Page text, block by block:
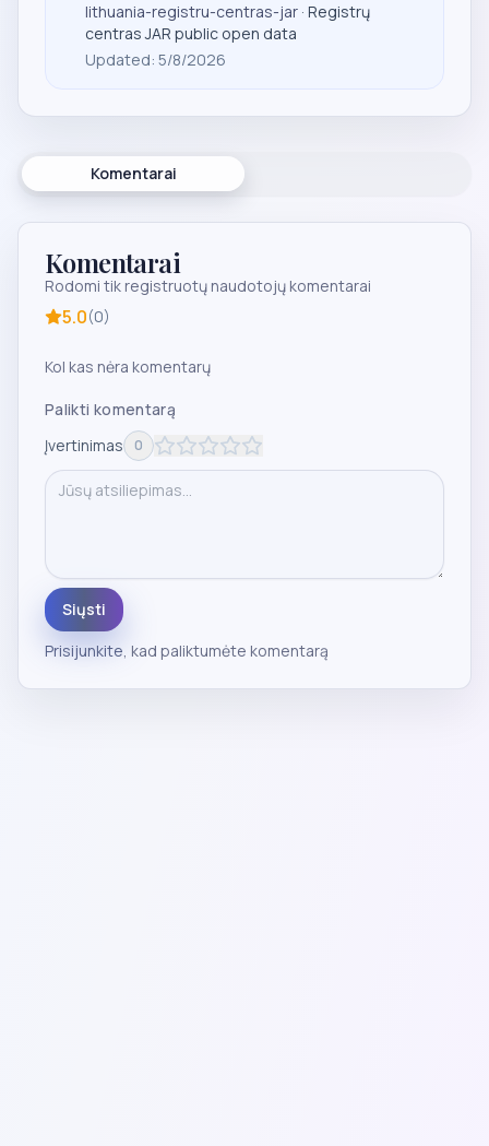
lithuania-registru-centras-jar · Registrų
centras JAR public open data
Updated: 5/8/2026
Komentarai
Komentarai
Rodomi tik registruotų naudotojų komentarai
5.0(0)
Kol kas nėra komentarų
Palikti komentarą
Įvertinimas
0
Siųsti
Prisijunkite, kad paliktumėte komentarą